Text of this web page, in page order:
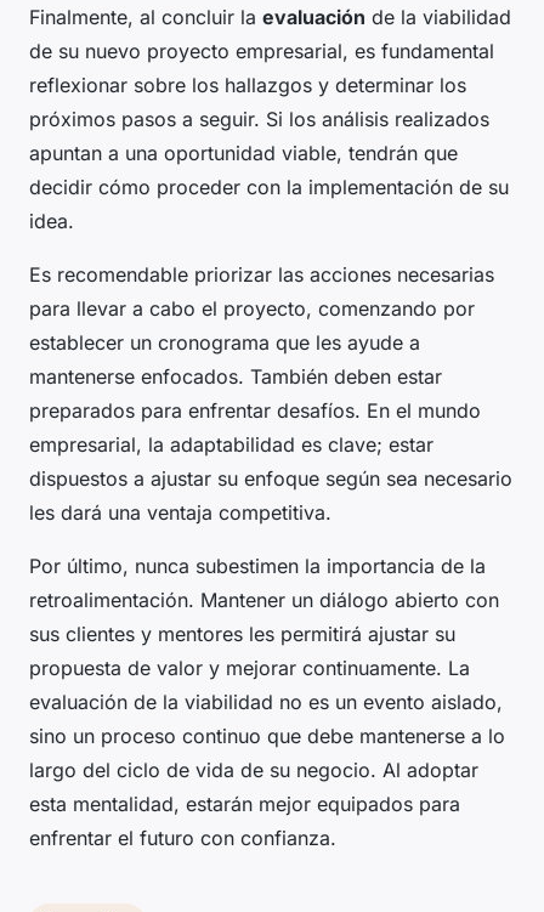
Finalmente, al concluir la evaluación de la viabilidad
de su nuevo proyecto empresarial, es fundamental
reflexionar sobre los hallazgos y determinar los
próximos pasos a seguir. Si los análisis realizados
apuntan a una oportunidad viable, tendrán que
decidir cómo proceder con la implementación de su
idea.
Es recomendable priorizar las acciones necesarias
para llevar a cabo el proyecto, comenzando por
establecer un cronograma que les ayude a
mantenerse enfocados. También deben estar
preparados para enfrentar desafíos. En el mundo
empresarial, la adaptabilidad es clave; estar
dispuestos a ajustar su enfoque según sea necesario
les dará una ventaja competitiva.
Por último, nunca subestimen la importancia de la
retroalimentación. Mantener un diálogo abierto con
sus clientes y mentores les permitirá ajustar su
propuesta de valor y mejorar continuamente. La
evaluación de la viabilidad no es un evento aislado,
sino un proceso continuo que debe mantenerse a lo
largo del ciclo de vida de su negocio. Al adoptar
esta mentalidad, estarán mejor equipados para
enfrentar el futuro con confianza.